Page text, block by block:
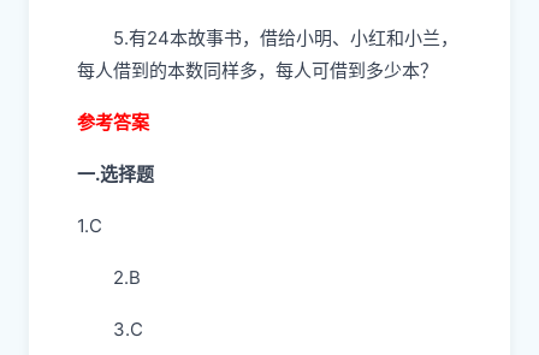
5.有24本故事书，借给小明、小红和小兰，
每人借到的本数同样多，每人可借到多少本？
参考答案
一.选择题
1.C
2.B
3.C